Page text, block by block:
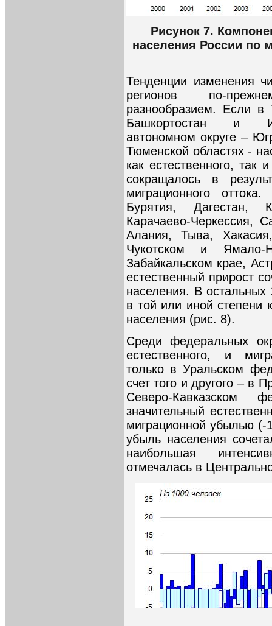
Рисунок 7.
населения России по
Тенденции изменения
регионов по-
разнообразием. Если в
Башкортостан и
автономном округе –
Тюменской областях -
как естественного, так
сокращалось в
миграционного
Бурятия, Дагестан,
Карачаево-Черкессия,
Алания, Тыва,
Чукотском и Ямало-
Забайкальском крае,
естественный прирост
населения. В остальных
в той или иной степени
населения (рис. 8).
Среди федеральных
естественного, и
только в Уральском
счет того и другого – в
Северо-Кавказском
значительный
миграционной убылью (-
убыль населения
наибольшая
отмечалась в